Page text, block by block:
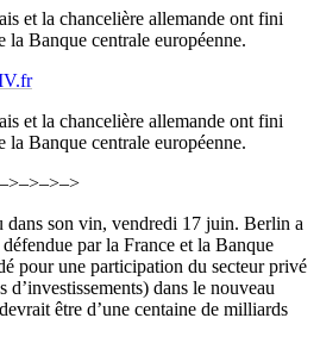
et la chancelière allemande ont fini
la Banque centrale européenne.
et la chancelière allemande ont fini
la Banque centrale européenne.
dans son vin, vendredi 17 juin. Berlin a
par la France et la Banque
pour une participation du secteur privé
d’investissements) dans le nouveau
être d’une centaine de milliards